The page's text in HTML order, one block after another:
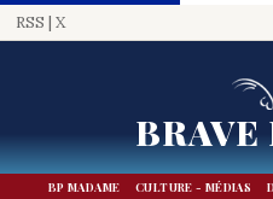
RSS | X
BRAVE
BP MADAME CULTURE - MÉDIAS